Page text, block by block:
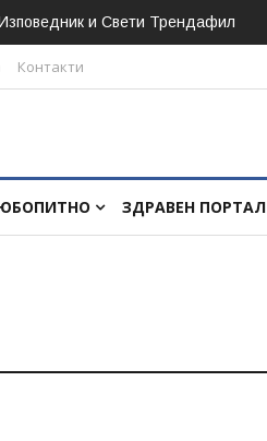
и Свети Трендафил
Контакти
ЗДРАВЕН ПОРТАЛ